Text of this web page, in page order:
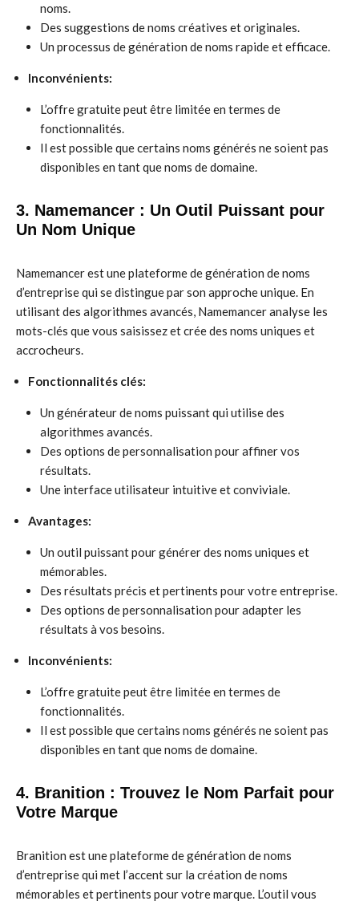
noms.
Des suggestions de noms créatives et originales.
Un processus de génération de noms rapide et efficace.
Inconvénients:
L’offre gratuite peut être limitée en termes de
fonctionnalités.
Il est possible que certains noms générés ne soient pas
disponibles en tant que noms de domaine.
3. Namemancer : Un Outil Puissant pour
Un Nom Unique
Namemancer est une plateforme de génération de noms
d’entreprise qui se distingue par son approche unique. En
utilisant des algorithmes avancés, Namemancer analyse les
mots-clés que vous saisissez et crée des noms uniques et
accrocheurs.
Fonctionnalités clés:
Un générateur de noms puissant qui utilise des
algorithmes avancés.
Des options de personnalisation pour affiner vos
résultats.
Une interface utilisateur intuitive et conviviale.
Avantages:
Un outil puissant pour générer des noms uniques et
mémorables.
Des résultats précis et pertinents pour votre entreprise.
Des options de personnalisation pour adapter les
résultats à vos besoins.
Inconvénients:
L’offre gratuite peut être limitée en termes de
fonctionnalités.
Il est possible que certains noms générés ne soient pas
disponibles en tant que noms de domaine.
4. Branition : Trouvez le Nom Parfait pour
Votre Marque
Branition est une plateforme de génération de noms
d’entreprise qui met l’accent sur la création de noms
mémorables et pertinents pour votre marque. L’outil vous